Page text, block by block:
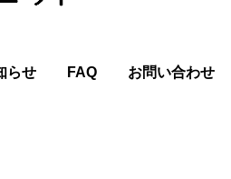
らせ FAQ お問い合わせ